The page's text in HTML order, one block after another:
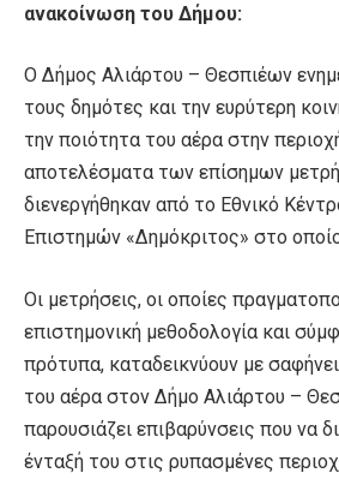
ανακοίνωση του Δήμου:
Ο Δήμος Αλιάρτου – Θεσπιέων
τους δημότες και την ευρύτερη
την ποιότητα του αέρα στην
αποτελέσματα των επίσημων
διενεργήθηκαν από το Εθνικό
Επιστημών «Δημόκριτος» στο
Οι μετρήσεις, οι οποίες
επιστημονική μεθοδολογία και
πρότυπα, καταδεικνύουν με
του αέρα στον Δήμο Αλιάρτου –
παρουσιάζει επιβαρύνσεις που να
ένταξή του στις ρυπασμένες